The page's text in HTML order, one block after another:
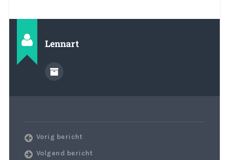
Lennart
Vorig bericht
Volgend bericht